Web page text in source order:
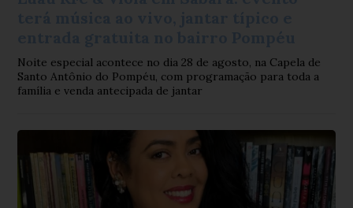
Noite especial acontece no dia 28 de agosto, na Capela de
Santo Antônio do Pompéu, com programação para toda a
família e venda antecipada de jantar